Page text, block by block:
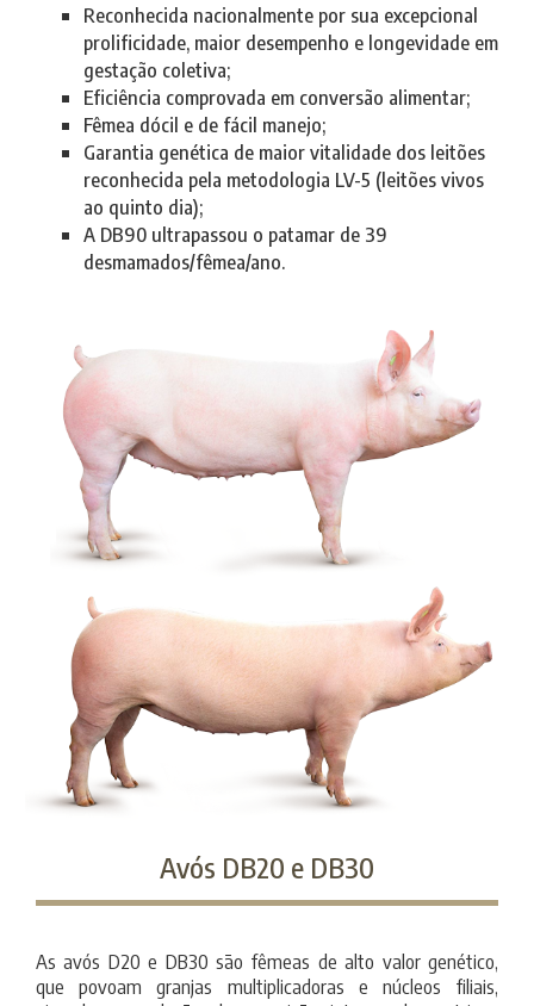
Reconhecida nacionalmente por sua excepcional
prolificidade, maior desempenho e longevidade em
gestação coletiva;
Eficiência comprovada em conversão alimentar;
Fêmea dócil e de fácil manejo;
Garantia genética de maior vitalidade dos leitões
reconhecida pela metodologia LV-5 (leitões vivos
ao quinto dia);
A DB90 ultrapassou o patamar de 39
desmamados/fêmea/ano.
Avós DB20 e DB30
As avós D20 e DB30 são fêmeas de alto valor genético,
que povoam granjas multiplicadoras e núcleos filiais,